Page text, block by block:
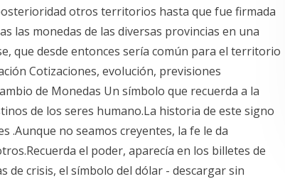
otros territorios hasta que fue firmada
las monedas de las diversas provincias en una
que desde entonces sería común para el territorio
Cotizaciones, evolución, previsiones
de Monedas Un símbolo que recuerda a la
de los seres humano.La historia de este signo
.Aunque no seamos creyentes, la fe le da
el poder, aparecía en los billetes de
de crisis, el símbolo del dólar - descargar sin